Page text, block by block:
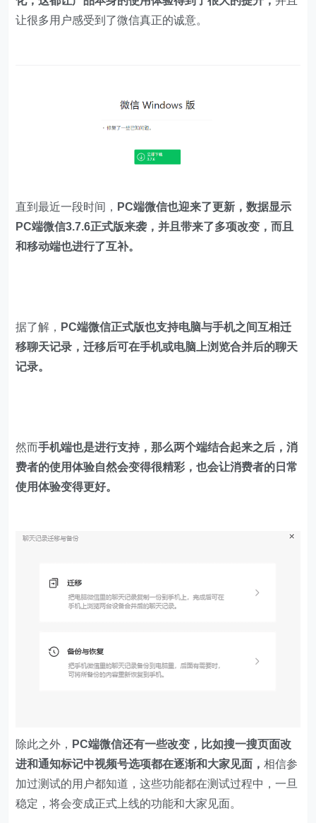
让很多用户感受到了微信真正的诚意。
直到最近一段时间， PC端微信也迎来了更新，数据显示
PC端微信3.7.6正式版来袭，并且带来了多项改变，而且
和移动端也进行了互补。
据了解， PC端微信正式版也支持电脑与手机之间互相迁
移聊天记录，迁移后可在手机或电脑上浏览合并后的聊天
记录。
然而手机端也是进行支持，那么两个端结合起来之后，消
费者的使用体验自然会变得很精彩，也会让消费者的日常
使用体验变得更好。
除此之外， PC端微信还有一些改变，比如搜一搜页面改
进和通知标记中视频号选项都在逐渐和大家见面，相信参
加过测试的用户都知道，这些功能都在测试过程中，一旦
稳定，将会变成正式上线的功能和大家见面。